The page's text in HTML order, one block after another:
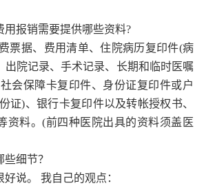
用报销需要提供哪些资料?
票据、费用清单、住院病历复印件(病
出院记录、手术记录、长期和临时医嘱
会保障卡复印件、身份证复印件或户
证)、银行卡复印件以及转帐授权书、
资料。(前四种医院出具的资料须盖医
细节？
说。 我自己的观点：